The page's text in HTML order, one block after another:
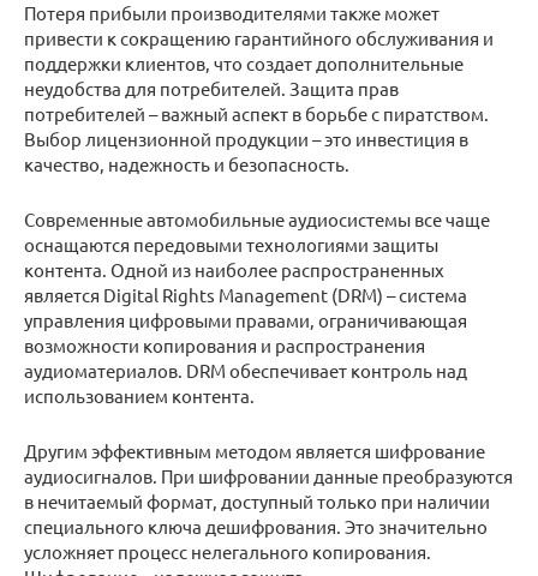
Потеря прибыли производителями также может
привести к сокращению гарантийного обслуживания и
поддержки клиентов, что создает дополнительные
неудобства для потребителей. Защита прав
потребителей – важный аспект в борьбе с пиратством.
Выбор лицензионной продукции – это инвестиция в
качество, надежность и безопасность.
Современные автомобильные аудиосистемы все чаще
оснащаются передовыми технологиями защиты
контента. Одной из наиболее распространенных
является Digital Rights Management (DRM) – система
управления цифровыми правами, ограничивающая
возможности копирования и распространения
аудиоматериалов. DRM обеспечивает контроль над
использованием контента.
Другим эффективным методом является шифрование
аудиосигналов. При шифровании данные преобразуются
в нечитаемый формат, доступный только при наличии
специального ключа дешифрования. Это значительно
усложняет процесс нелегального копирования.